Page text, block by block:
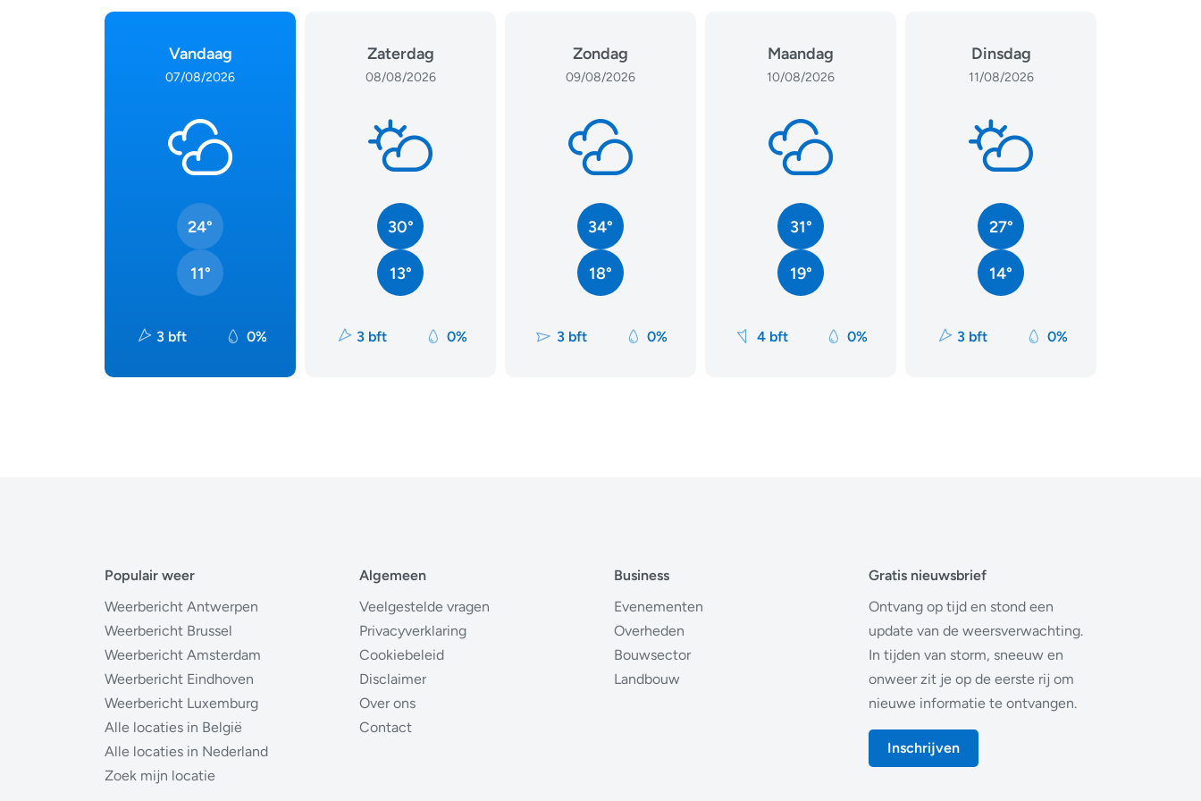
Vandaag
07/08/2026
24°
11°
3 bft 0%
Zaterdag
08/08/2026
30°
13°
3 bft 0%
Zondag
09/08/2026
34°
18°
3 bft 0%
Maandag
10/08/2026
31°
19°
4 bft 0%
Dinsdag
11/08/2026
27°
14°
3 bft 0%
Populair weer
Weerbericht Antwerpen
Weerbericht Brussel
Weerbericht Amsterdam
Weerbericht Eindhoven
Weerbericht Luxemburg
Alle locaties in België
Alle locaties in Nederland
Zoek mijn locatie
Algemeen
Veelgestelde vragen
Privacyverklaring
Cookiebeleid
Disclaimer
Over ons
Contact
Business
Evenementen
Overheden
Bouwsector
Landbouw
Gratis nieuwsbrief
Ontvang op tijd en stond een
update van de weersverwachting.
In tijden van storm, sneeuw en
onweer zit je op de eerste rij om
nieuwe informatie te ontvangen.
Inschrijven